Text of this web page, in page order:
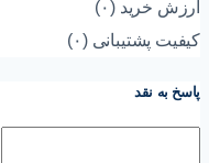
ارزش خرید (۰)
کیفیت پشتیبانی (۰)
پاسخ به نقد